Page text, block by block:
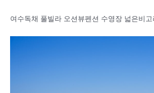
여수독채 풀빌라 오션뷰펜션 수영장 넓은비고